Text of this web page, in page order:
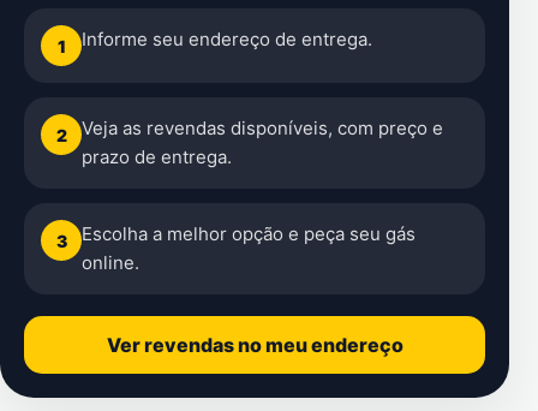
1 Informe seu endereço de entrega.
2
Veja as revendas disponíveis, com preço e
prazo de entrega.
3
Escolha a melhor opção e peça seu gás
online.
Ver revendas no meu endereço